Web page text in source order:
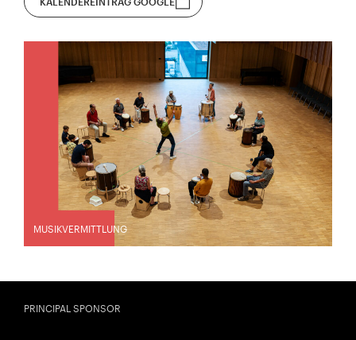
MUSIKVERMITTLUNG
PRINCIPAL SPONSOR